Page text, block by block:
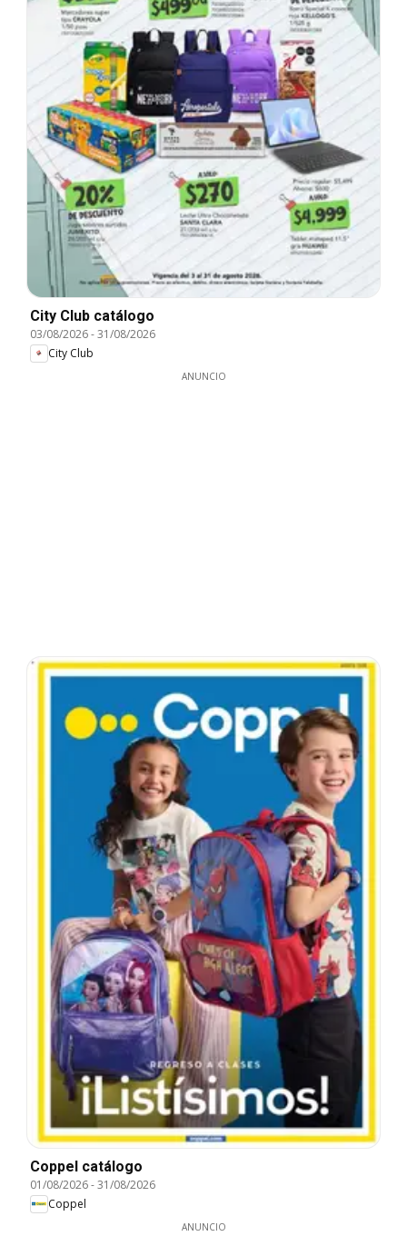
City Club catálogo
03/08/2026-31/08/2026
City Club
ANUNCIO
Coppel catálogo
01/08/2026-31/08/2026
Coppel
ANUNCIO